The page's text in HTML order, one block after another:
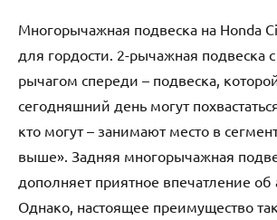
Многорычажная подвеска на Honda
для гордости. 2-рычажная подвеска
рычагом спереди – подвеска,
сегодняшний день могут
кто могут – занимают место в
выше». Задняя многорычажная
дополняет приятное впечатление
Однако, настоящее преимущество